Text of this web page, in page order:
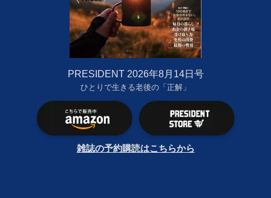
PRESIDENT 2026年8月14日号
ひとりで生きる老後の「正解」
雑誌の予約購読はこちらから